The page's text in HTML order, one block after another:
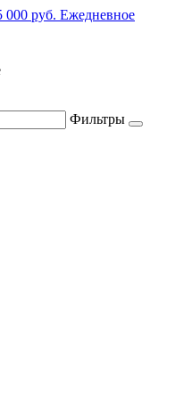
000 руб. Ежедневное
Фильтры